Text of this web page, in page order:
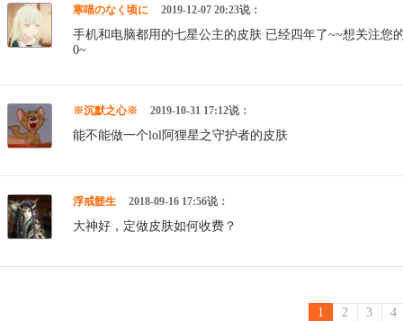
寒喵のなく顷に 2019-12-07 20:23说：
手机和电脑都用的七星公主的皮肤 已经四年了~~想关注您
0~
※沉默之心※ 2019-10-31 17:12说：
能不能做一个lol阿狸星之守护者的皮肤
浮戒髊生 2018-09-16 17:56说：
大神好，定做皮肤如何收费？
1 2 3 4